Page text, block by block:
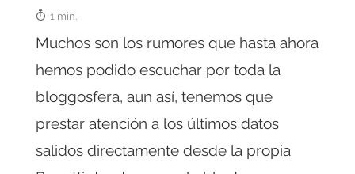
1 min.
Muchos son los rumores que hasta ahora
hemos podido escuchar por toda la
bloggosfera, aun así, tenemos que
prestar atención a los últimos datos
salidos directamente desde la propia